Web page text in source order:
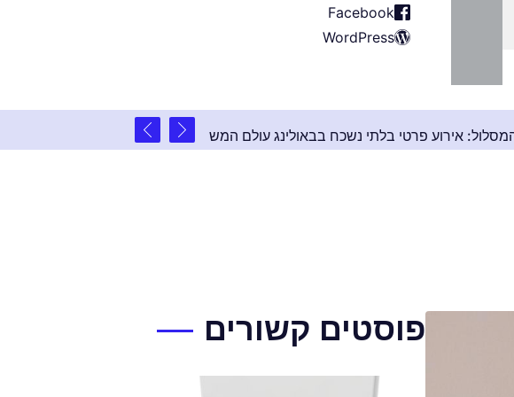
Facebook
WordPress
חגיגה על המסלול: אירוע פרטי בלתי נשכח בבאולינג עולם המשחקים
פוסטים קשורים